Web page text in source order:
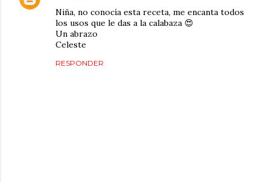
Niña, no conocía esta receta, me encanta todos
los usos que le das a la calabaza 😍
Un abrazo
Celeste
RESPONDER